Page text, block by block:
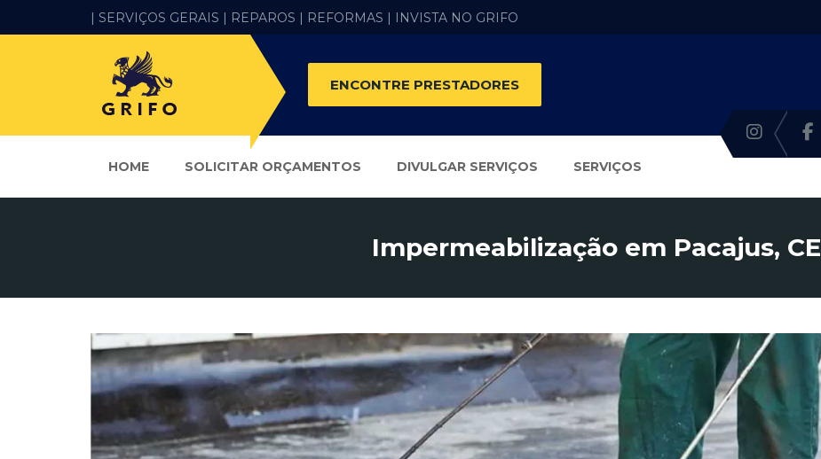
| SERVIÇOS GERAIS | REPAROS | REFORMAS | INVISTA NO GRIFO
ENCONTRE PRESTADORES
HOME SOLICITAR ORÇAMENTOS DIVULGAR SERVIÇOS SERVIÇOS
Impermeabilização em Pacajus, CE